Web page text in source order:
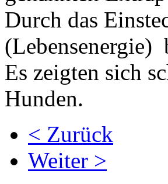
Durch das
(Lebensenergie)
Es zeigten sich
Hunden.
< Zurück
Weiter >